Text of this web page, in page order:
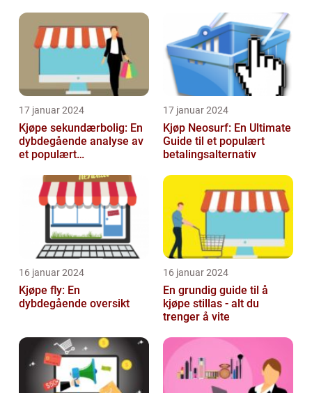
17 januar 2024
Kjøpe sekundærbolig: En
dybdegående analyse av
et populært
17 januar 2024
Kjøp Neosurf: En Ultimate
Guide til et populært
betalingsalternativ
16 januar 2024
Kjøpe fly: En
dybdegående oversikt
16 januar 2024
En grundig guide til å
kjøpe stillas - alt du
trenger å vite